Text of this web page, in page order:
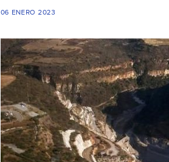
Los
(La
Jornada)
06 ENERO 2023